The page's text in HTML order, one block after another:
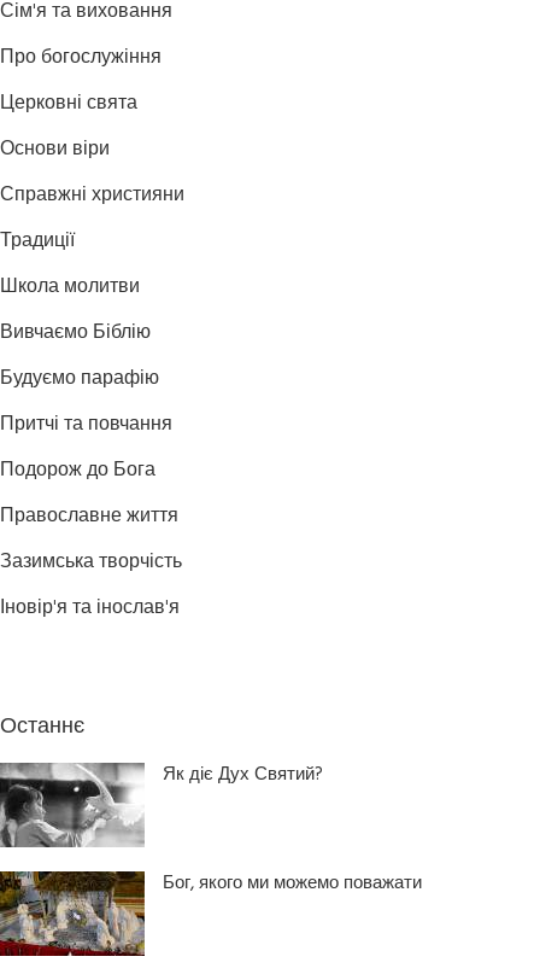
Сім'я та виховання
Про богослужіння
Церковні свята
Основи віри
Справжні християни
Традиції
Школа молитви
Вивчаємо Біблію
Будуємо парафію
Притчі та повчання
Подорож до Бога
Православне життя
Зазимська творчість
Іновір'я та інослав'я
Останнє
Як діє Дух Святий?
Бог, якого ми можемо поважати